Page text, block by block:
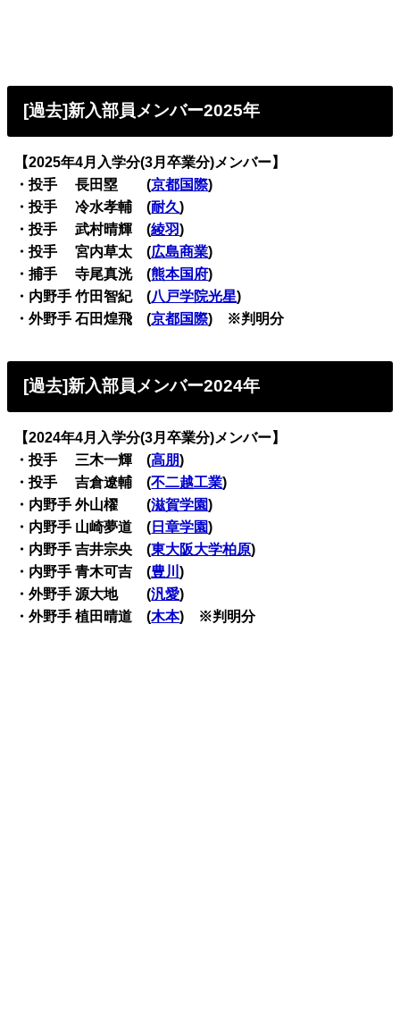
[過去]新入部員メンバー2025年
【2025年4月入学分(3月卒業分)メンバー】
・投手 長田塁 (京都国際)
・投手 冷水孝輔 (耐久)
・投手 武村晴輝 (綾羽)
・投手 宮内草太 (広島商業)
・捕手 寺尾真洸 (熊本国府)
・内野手 竹田智紀 (八戸学院光星)
・外野手 石田煌飛 (京都国際) ※判明分
[過去]新入部員メンバー2024年
【2024年4月入学分(3月卒業分)メンバー】
・投手 三木一輝 (高朋)
・投手 吉倉遼輔 (不二越工業)
・内野手 外山櫂 (滋賀学園)
・内野手 山崎夢道 ( 日章学園)
・内野手 吉井宗央 (東大阪大学柏原)
・内野手 青木可吉 (豊川)
・外野手 源大地 (汎愛)
・外野手植田晴道 (木本) ※判明分